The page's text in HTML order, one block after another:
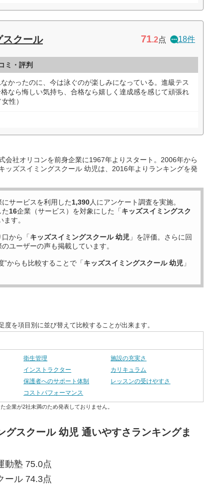
スクール 71.2点 18件
ミ・評判
かったのに、今は泳ぐのが楽しみになっている。進級テス
なら悔しい気持ち、合格なら嬉しく達成感を感じて頑張れ
性）
会社オリコンを前身企業に1967年よりスタート。2006年から
ッズスイミングスクール 幼児は、2016年よりランキングを発
サービスを利用した1,390人にアンケート調査を実施。
16企業（サービス）を対象にした「キッズスイミングスク
す。
から「キッズスイミングスクール 幼児 」を評価。さらに回
ユーザーの声も掲載しています。
”からも比較することで「キッズスイミングスクール 幼児 」
を項目別に並び替えて比較することが出来ます。
衛生管理
施設の充実さ
インストラクター
カリキュラム
保護者へのサポート体制
レッスンの受けやすさ
コストパフォーマンス
企業が2社未満のため発表しておりません。
グスクール 幼児 通いやすさランキングま
動塾 75.0点
ール 74.3点